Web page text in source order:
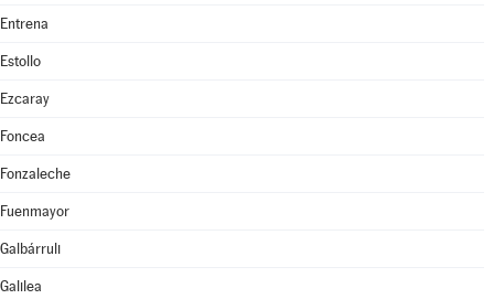
Entrena
Estollo
Ezcaray
Foncea
Fonzaleche
Fuenmayor
Galbárruli
Galilea